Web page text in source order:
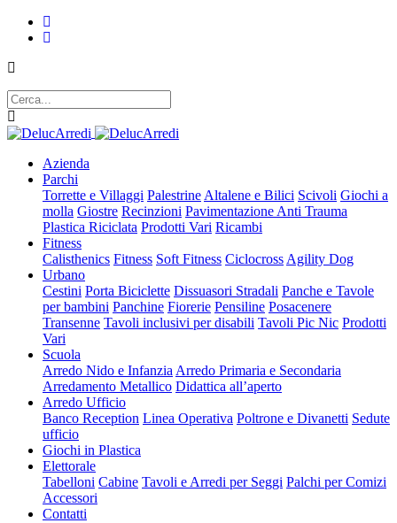
Azienda
Parchi
Torrette e Villaggi Palestrine Altalene e Bilici Scivoli Giochi a
molla Giostre Recinzioni Pavimentazione Anti Trauma
Plastica Riciclata Prodotti Vari Ricambi
Fitness
Calisthenics Fitness Soft Fitness Ciclocross Agility Dog
Urbano
Cestini Porta Biciclette Dissuasori Stradali Panche e Tavole
per bambini Panchine Fiorerie Pensiline Posacenere
Transenne Tavoli inclusivi per disabili Tavoli Pic Nic Prodotti
Vari
Scuola
Arredo Nido e Infanzia Arredo Primaria e Secondaria
Arredamento Metallico Didattica all’aperto
Arredo Ufficio
Banco Reception Linea Operativa Poltrone e Divanetti Sedute
ufficio
Giochi in Plastica
Elettorale
Tabelloni Cabine Tavoli e Arredi per Seggi Palchi per Comizi
Accessori
Contatti